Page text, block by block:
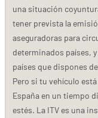
una situación
tener prevista la
aseguradoras para
determinados países,
países que dispones
Pero si tu vehículo
España en un tiempo
estés. La ITV es una